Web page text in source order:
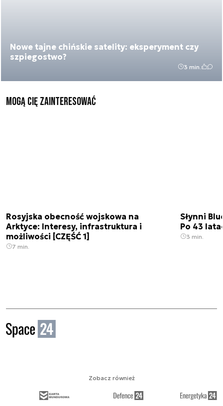
Nowe tajne chińskie satelity: eksperyment czy
szpiegostwo?
3 min.
Mogą Cię zainteresować
Rosyjska obecność wojskowa na
Arktyce: Interesy, infrastruktura i
możliwości [CZĘŚĆ 1]
7 min.
Słynni
Po 43
3 min.
Zobacz również